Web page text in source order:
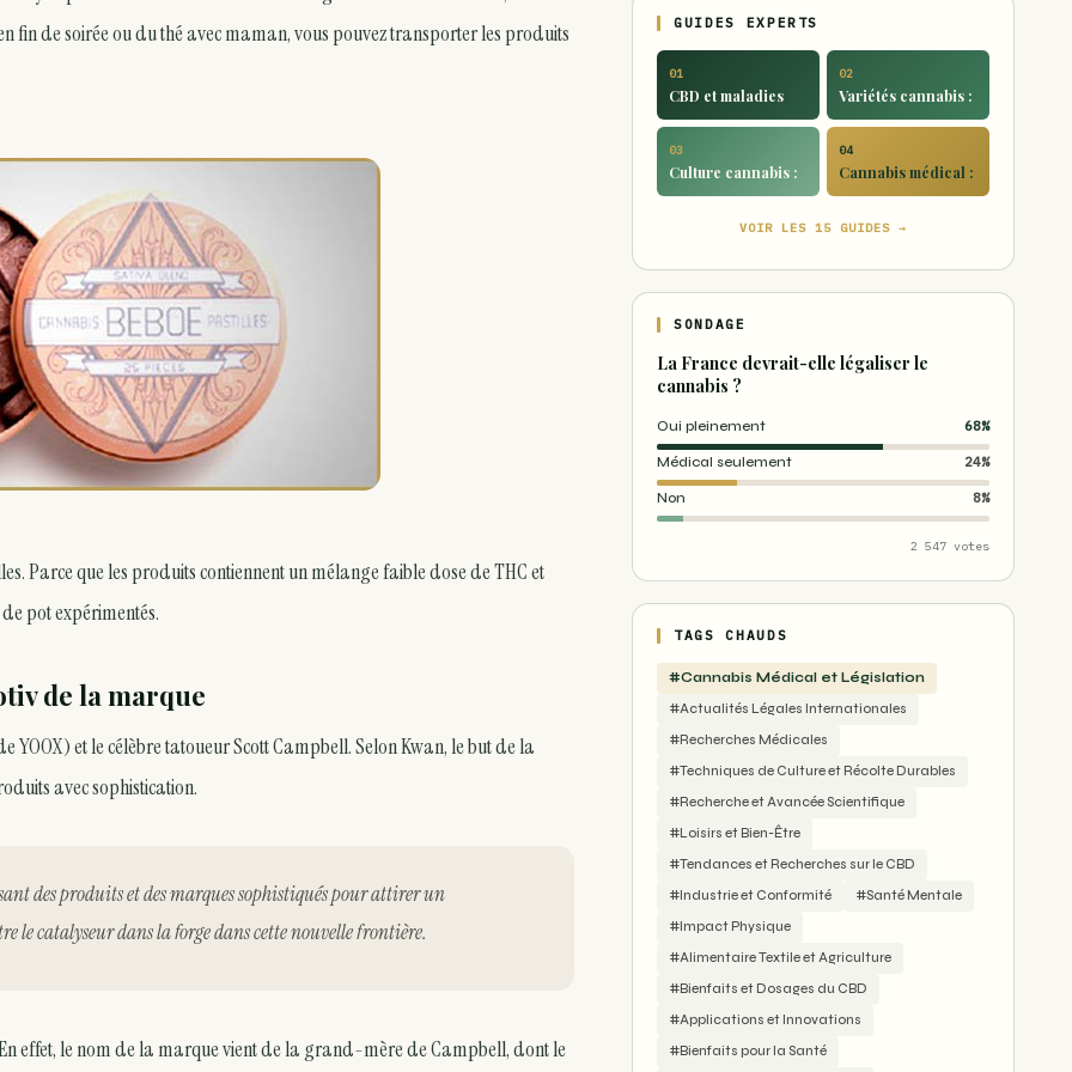
fin de soirée ou du thé avec maman, vous pouvez transporter les produits
Parce que les produits contiennent un mélange faible dose de THC et
pot expérimentés.
de la marque
et le célèbre tatoueur Scott Campbell. Selon Kwan, le but de la
avec sophistication.
des produits et des marques sophistiqués pour attirer un
le catalyseur dans la forge dans cette nouvelle frontière.
effet, le nom de la marque vient de la grand-mère de Campbell, dont le
GUIDES EXPERTS
01
CBD et maladies
02
Variétés cannabis :
03
Culture cannabis :
04
Cannabis médical :
VOIR LES 15 GUIDES →
SONDAGE
La France devrait-elle légaliser le
cannabis ?
Oui pleinement 68%
Médical seulement 24%
Non 8%
2 547 votes
TAGS CHAUDS
#Cannabis Médical et Législation
#Actualités Légales Internationales
#Recherches Médicales
#Techniques de Culture et Récolte Durables
#Recherche et Avancée Scientifique
#Loisirs et Bien-Être
#Tendances et Recherches sur le CBD
#Industrie et Conformité
#Santé Mentale
#Impact Physique
#Alimentaire Textile et Agriculture
#Bienfaits et Dosages du CBD
#Applications et Innovations
#Bienfaits pour la Santé